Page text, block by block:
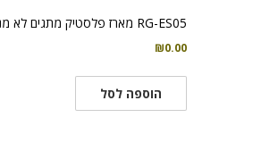
RG-ES05 מארז פלסטיק מתגים לא מנוהלים
₪0.00
הוספה לסל